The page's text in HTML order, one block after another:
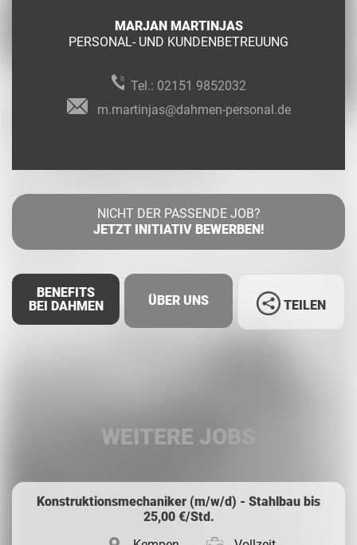
MARJAN MARTINJAS
PERSONAL- UND KUNDENBETREUUNG
Tel.: 02151 9852032
m.martinjas@dahmen-personal.de
NICHT DER PASSENDE JOB?
JETZT INITIATIV BEWERBEN!
BENEFITS
BEI DAHMEN
ÜBER UNS TEILEN
WEITERE JOBS
Konstruktionsmechaniker (m/w/d) - Stahlbau bis
25,00 €/Std.